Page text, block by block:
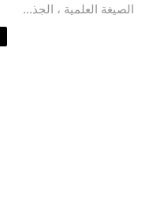
الصيغة العلمية ، الجذ...